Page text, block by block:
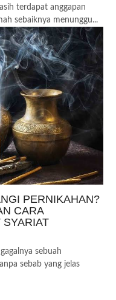
terdapat anggapan
sebaiknya menunggu...
PERNIKAHAN?
CARA
SYARIAT
sebuah
sebab yang jelas